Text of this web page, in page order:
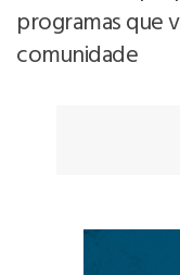
programas que
comunidade